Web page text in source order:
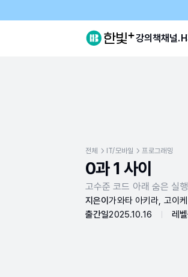
강의책채널.H
전체 IT/모바일 프로그래밍
0과 1 사이
고수준 코드 아래 숨은 실
지은이가와타 아키라, 고이
출간일2025.10.16 레벨